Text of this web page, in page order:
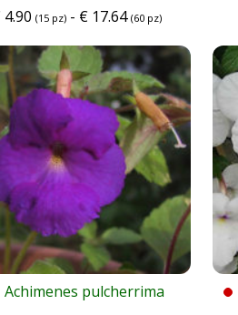
4.90 (15 pz)- €17.64 (60 pz)
Achimenes pulcherrima